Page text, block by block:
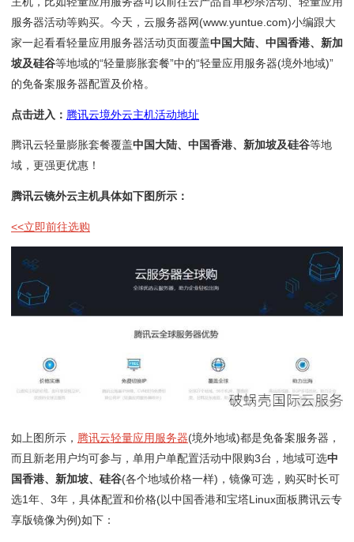
服务器活动等购买。今天，云服务器网(www.yuntue.com)小编跟大
家一起看看轻量应用服务器活动页面覆盖中国大陆、中国香港、新加
坡及硅谷等地域的“轻量膨胀套餐”中的“轻量应用服务器(境外地域)”
的免备案服务器配置及价格。
点击进入： 腾讯云境外云主机活动地址
腾讯云轻量膨胀套餐覆盖中国大陆、中国香港、新加坡及硅谷等地
域，更强更优惠！
腾讯云镜外云主机具体如下图所示：
<<立即前往选购
如上图所示， 腾讯云轻量应用服务器(境外地域)都是免备案服务器，
而且新老用户均可参与，单用户单配置活动中限购3台，地域可选中
国香港、新加坡、硅谷(各个地域价格一样)，镜像可选，购买时长可
选1年、3年，具体配置和价格(以中国香港和宝塔Linux面板腾讯云专
享版镜像为例)如下：